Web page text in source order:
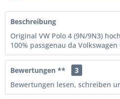
Beschreibung
Original VW Polo 4 (9N/9N3)
100% passgenau da
Bewertungen **
3
Bewertungen lesen, schreiben